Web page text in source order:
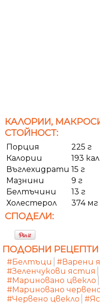
КАЛОРИИ,
СТОЙНОСТ:
Порция
225 г
Калории
193 кал
Въглехидрати 15 г
Мазнини
9 г
Белтъчини
13 г
Холестерол
374 мг
СПОДЕЛИ:
ПОДОБНИ РЕЦЕПТИ
#Белтъци #Варени
#Зеленчукови ястия
#Мариновано цвекло
#Мариновано
#Червено цвекло